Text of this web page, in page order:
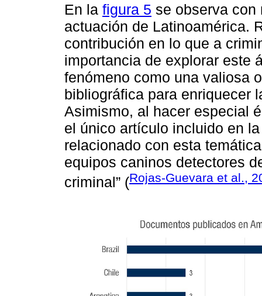
En la figura 5 se observa con
actuación de Latinoamérica.
contribución en lo que a
importancia de explorar este
fenómeno como una valiosa
bibliográfica para enriquecer
Asimismo, al hacer especial
el único artículo incluido en
relacionado con esta
equipos caninos detectores
criminal” (Rojas-Guevara et al.,